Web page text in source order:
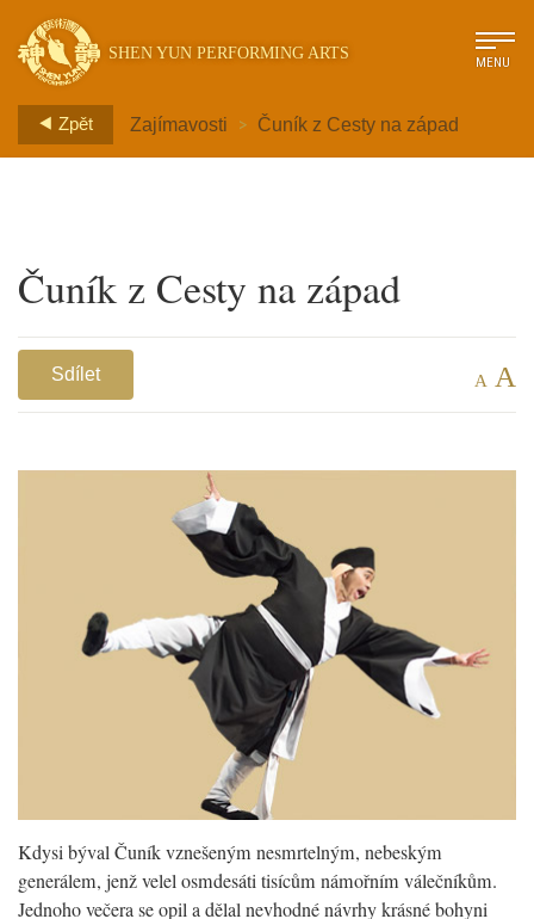
SHEN YUN PERFORMING ARTS
MENU
Zpět Zajímavosti > Čuník z Cesty na západ
Čuník z Cesty na západ
Sdílet A A
Kdysi býval Čuník vznešeným nesmrtelným, nebeským
generálem, jenž velel osmdesáti tisícům námořním válečníkům.
Jednoho večera se opil a dělal nevhodné návrhy krásné bohyni